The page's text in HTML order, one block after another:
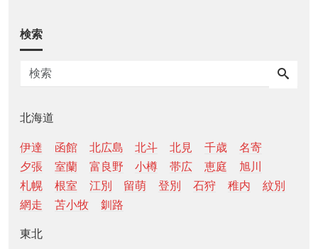
検索
北海道
伊達 函館 北広島 北斗 北見 千歳
名寄
夕張
室蘭 富良野 小樽 帯広 恵庭
旭川
札幌
根室 江別 留萌 登別 石狩 稚内
紋別
網走
苫小牧 釧路
東北